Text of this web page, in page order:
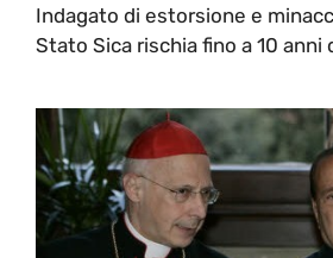
Indagato di estorsione e
Stato Sica rischia fino a 10 anni